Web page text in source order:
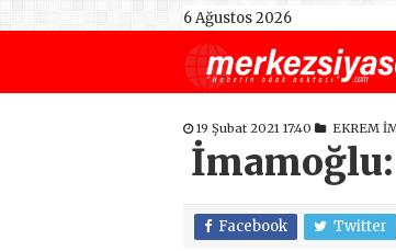
6 Ağustos 2026
19 Şubat 2021 17:40 EKREM
Facebook Twitter